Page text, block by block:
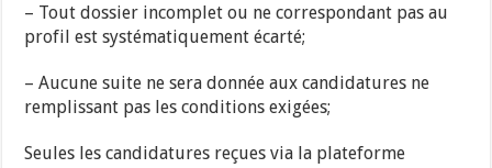
– Tout dossier incomplet ou ne correspondant pas au
profil est systématiquement écarté;
– Aucune suite ne sera donnée aux candidatures ne
remplissant pas les conditions exigées;
Seules les candidatures reçues via la plateforme